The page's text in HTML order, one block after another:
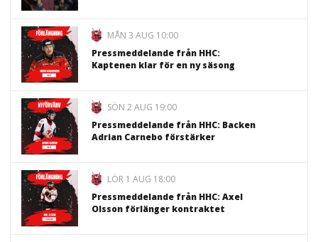
MÅN 3 AUG 10:00
Pressmeddelande från HHC:
Kaptenen klar för en ny säsong
SÖN 2 AUG 19:00
Pressmeddelande från HHC: Backen
Adrian Carnebo förstärker
LÖR 1 AUG 18:00
Pressmeddelande från HHC: Axel
Olsson förlänger kontraktet